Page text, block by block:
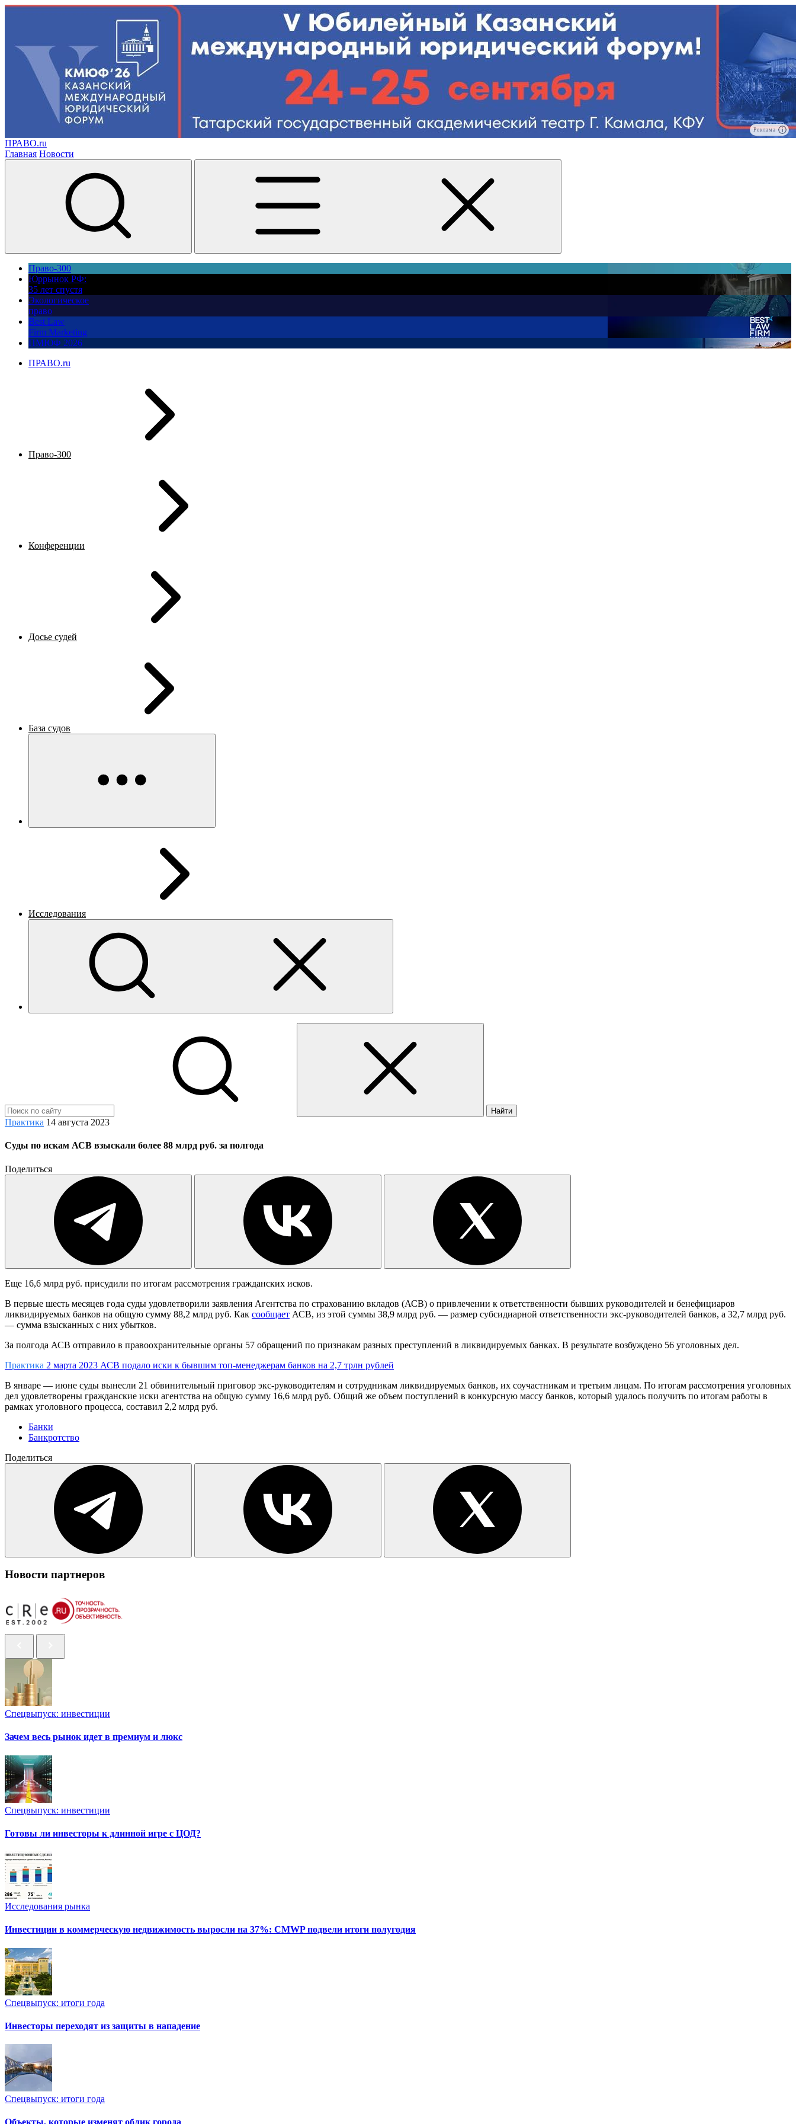
Реклама
ПРАВО.ru
Главная Новости
Право-300
Юррынок РФ:
35 лет спустя
Экологическое
право
Best Law
Firm Marketing
ПМЮФ 2026
ПРАВО.ru
Право-300
Конференции
Досье судей
База судов
Исследования
Найти
Практика 14 августа 2023
Суды по искам АСВ взыскали более 88 млрд руб. за полгода
Поделиться
Еще 16,6 млрд руб. присудили по итогам рассмотрения гражданских исков.
В первые шесть месяцев года суды удовлетворили заявления Агентства по страхованию вкладов (АСВ) о привлечении к ответственности бывших руководителей и бенефициаров
ликвидируемых банков на общую сумму 88,2 млрд руб. Как сообщает АСВ, из этой суммы 38,9 млрд руб. — размер субсидиарной ответственности экс-руководителей банков, а 32,7 млрд руб.
— сумма взысканных с них убытков.
За полгода АСВ отправило в правоохранительные органы 57 обращений по признакам разных преступлений в ликвидируемых банках. В результате возбуждено 56 уголовных дел.
Практика 2 марта 2023 АСВ подало иски к бывшим топ-менеджерам банков на 2,7 трлн рублей
В январе — июне суды вынесли 21 обвинительный приговор экс-руководителям и сотрудникам ликвидируемых банков, их соучастникам и третьим лицам. По итогам рассмотрения уголовных
дел удовлетворены гражданские иски агентства на общую сумму 16,6 млрд руб. Общий же объем поступлений в конкурсную массу банков, который удалось получить по итогам работы в
рамках уголовного процесса, составил 2,2 млрд руб.
Банки
Банкротство
Поделиться
Новости партнеров
Спецвыпуск: инвестиции
Зачем весь рынок идет в премиум и люкс
Спецвыпуск: инвестиции
Готовы ли инвесторы к длинной игре с ЦОД?
Исследования рынка
Инвестиции в коммерческую недвижимость выросли на 37%: CMWP подвели итоги полугодия
Спецвыпуск: итоги года
Инвесторы переходят из защиты в нападение
Спецвыпуск: итоги года